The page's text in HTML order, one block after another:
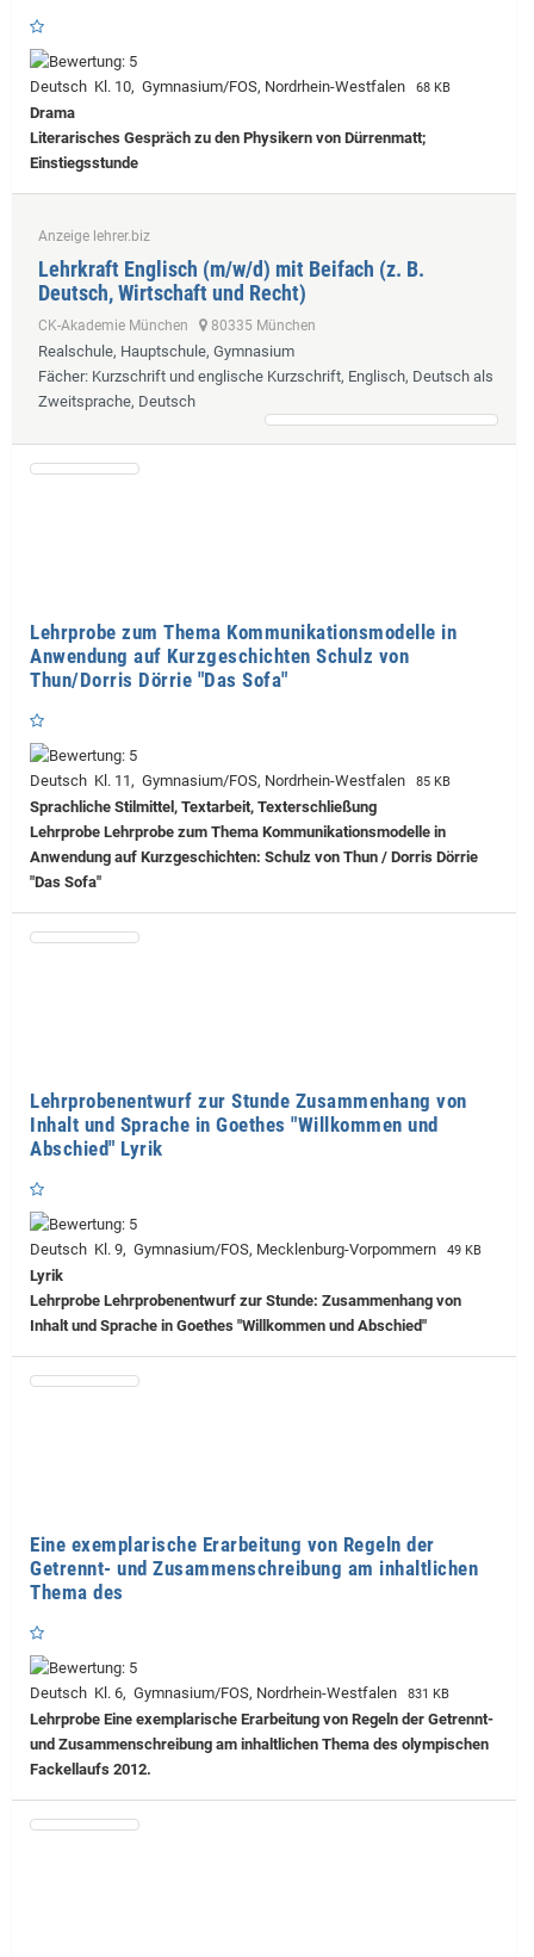
Deutsch Kl. 10, Gymnasium/FOS, Nordrhein-Westfalen 68 KB
Drama
Literarisches Gespräch zu den Physikern von Dürrenmatt;
Einstiegsstunde
Anzeige lehrer.biz
Lehrkraft Englisch (m/w/d) mit Beifach (z. B.
Deutsch, Wirtschaft und Recht)
CK-Akademie München 80335 München
Realschule, Hauptschule, Gymnasium
Fächer: Kurzschrift und englische Kurzschrift, Englisch, Deutsch als
Zweitsprache, Deutsch
Lehrprobe zum Thema Kommunikationsmodelle in
Anwendung auf Kurzgeschichten Schulz von
Thun/Dorris Dörrie "Das Sofa"
Deutsch Kl. 11, Gymnasium/FOS, Nordrhein-Westfalen 85 KB
Sprachliche Stilmittel, Textarbeit, Texterschließung
Lehrprobe Lehrprobe zum Thema Kommunikationsmodelle in
Anwendung auf Kurzgeschichten: Schulz von Thun / Dorris Dörrie
"Das Sofa"
Lehrprobenentwurf zur Stunde Zusammenhang von
Inhalt und Sprache in Goethes "Willkommen und
Abschied" Lyrik
Deutsch Kl. 9, Gymnasium/FOS, Mecklenburg-Vorpommern 49 KB
Lyrik
Lehrprobe Lehrprobenentwurf zur Stunde: Zusammenhang von
Inhalt und Sprache in Goethes "Willkommen und Abschied"
Eine exemplarische Erarbeitung von Regeln der
Getrennt- und Zusammenschreibung am inhaltlichen
Thema des
Deutsch Kl. 6, Gymnasium/FOS, Nordrhein-Westfalen 831 KB
Lehrprobe Eine exemplarische Erarbeitung von Regeln der Getrennt-
und Zusammenschreibung am inhaltlichen Thema des olympischen
Fackellaufs 2012.